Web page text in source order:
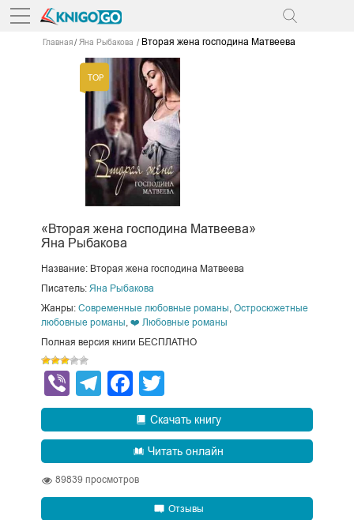
Главная Яна Рыбакова Вторая жена господина Матвеева
«Вторая жена господина Матвеева»
Яна Рыбакова
Название: Вторая жена господина Матвеева
Писатель: Яна Рыбакова
Жанры: Современные любовные романы Остросюжетные
любовные романы ❤️ Любовные романы
Полная версия книги БЕСПЛАТНО
ViberTelegram
Facebook
Twitter
Скачать книгу
Читать онлайн
89839 просмотров
Отзывы